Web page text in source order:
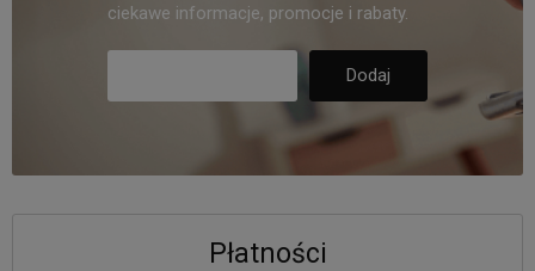
ciekawe informacje, promocje i rabaty.
Płatności